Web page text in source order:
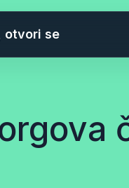
otvori se